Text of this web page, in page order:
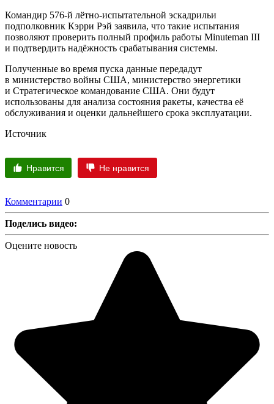
Командир 576-й лётно-испытательной эскадрильи
подполковник Кэрри Рэй заявила, что такие испытания
позволяют проверить полный профиль работы Minuteman III
и подтвердить надёжность срабатывания системы.
Полученные во время пуска данные передадут
в министерство войны США, министерство энергетики
и Стратегическое командование США. Они будут
использованы для анализа состояния ракеты, качества её
обслуживания и оценки дальнейшего срока эксплуатации.
Источник
Нравится Не нравится
Комментарии 0
Поделись видео:
Оцените новость